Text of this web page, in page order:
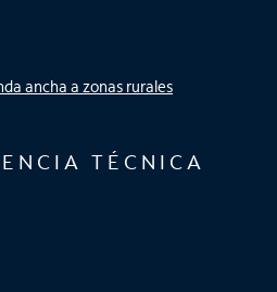
ancha a zonas rurales
TÉCNICA